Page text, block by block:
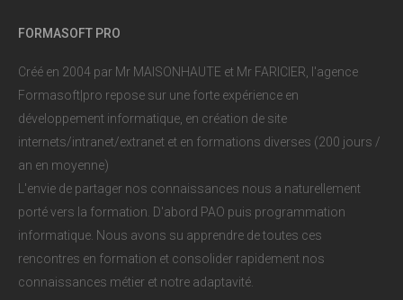
FORMASOFT PRO
Créé en 2004 par Mr MAISONHAUTE et Mr FARICIER, l'agence
Formasoft|pro repose sur une forte expérience en
développement informatique, en création de site
internets/intranet/extranet et en formations diverses (200 jours /
an en moyenne)
L'envie de partager nos connaissances nous a naturellement
porté vers la formation. D'abord PAO puis programmation
informatique. Nous avons su apprendre de toutes ces
rencontres en formation et consolider rapidement nos
connaissances métier et notre adaptavité.